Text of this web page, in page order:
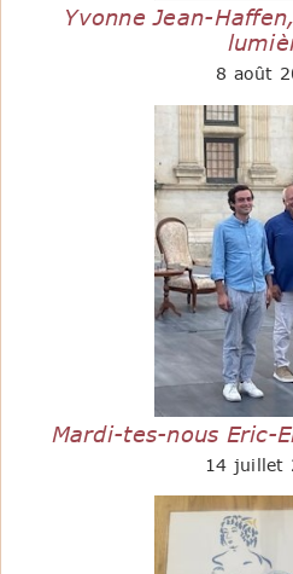
Yvonne Jean-
8 août
Mardi-tes-nous Eric-
14 juillet